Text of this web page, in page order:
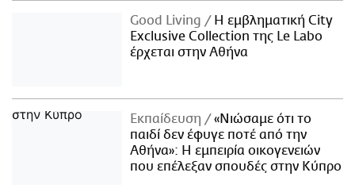
Good Living
Η εμβληματική City
Exclusive Collection της Le Labo
έρχεται στην Αθήνα
Εκπαίδευση
«Νιώσαμε ότι το
παιδί δεν έφυγε ποτέ από την
Αθήνα»: Η εμπειρία οικογενειών
που επέλεξαν σπουδές στην Κύπρο